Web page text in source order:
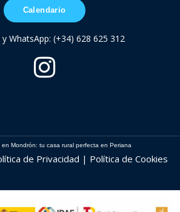
Calendario
WhatsApp: (+34) 628 625 312
Mondrón: tu casa rural perfecta en Periana
de Privacidad | Política de Cookies